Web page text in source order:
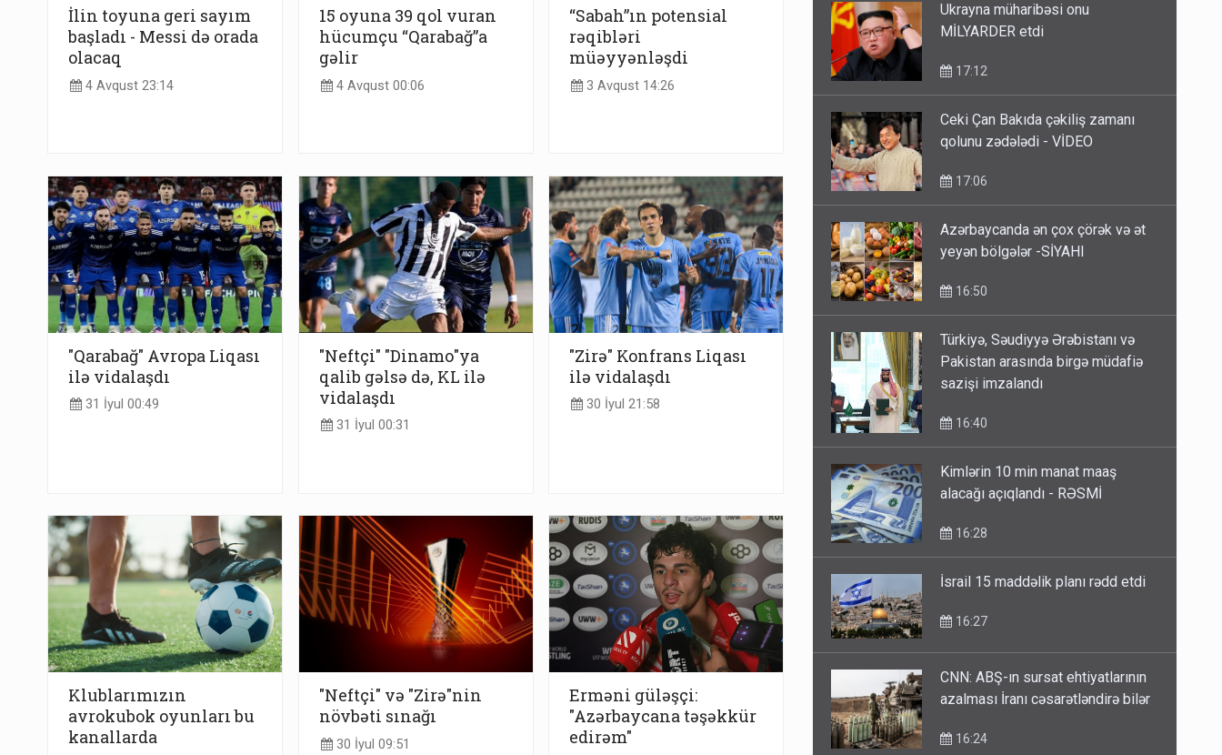
İlin toyuna geri sayım
başladı - Messi də orada
olacaq
4 Avqust 23:14
15 oyuna 39 qol vuran
hücumçu “Qarabağ”a
gəlir
4 Avqust 00:06
“Sabah”ın potensial
rəqibləri
müəyyənləşdi
3 Avqust 14:26
"Qarabağ" Avropa Liqası
ilə vidalaşdı
31 İyul 00:49
"Neftçi" "Dinamo"ya
qalib gəlsə də, KL ilə
vidalaşdı
31 İyul 00:31
"Zirə" Konfrans Liqası
ilə vidalaşdı
30 İyul 21:58
Klublarımızın
avrokubok oyunları bu
kanallarda
"Neftçi" və "Zirə"nin
növbəti sınağı
30 İyul 09:51
Erməni güləşçi:
"Azərbaycana təşəkkür
edirəm"
Ukrayna müharibəsi onu
MİLYARDER etdi
17:12
Ceki Çan Bakıda çəkiliş zamanı
qolunu zədələdi - VİDEO
17:06
Azərbaycanda ən çox çörək və ət
yeyən bölgələr -SİYAHI
16:50
Türkiyə, Səudiyyə Ərəbistanı və
Pakistan arasında birgə müdafiə
sazişi imzalandı
16:40
Kimlərin 10 min manat maaş
alacağı açıqlandı - RƏSMİ
16:28
İsrail 15 maddəlik planı rədd etdi
16:27
CNN: ABŞ-ın sursat ehtiyatlarının
azalması İranı cəsarətləndirə bilər
16:24